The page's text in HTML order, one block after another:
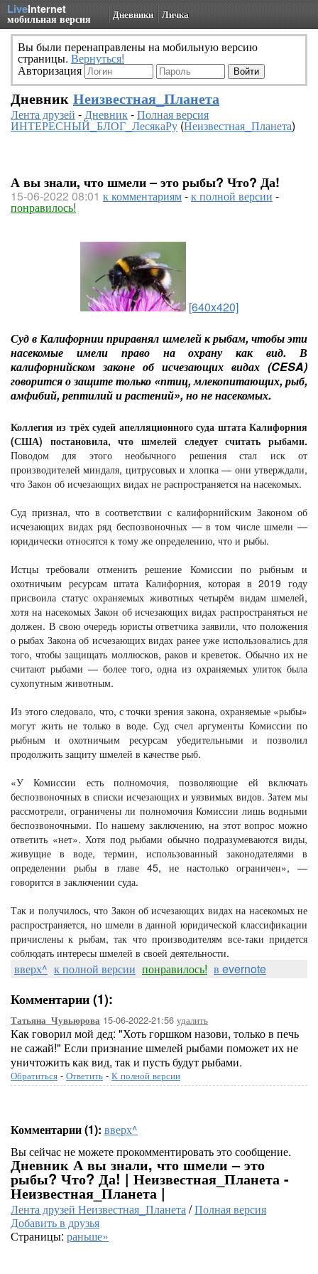
LiveInternet
мобильная версия Дневники Личка
Вы были перенаправлены на мобильную версию
страницы. Вернуться!
Авторизация
Дневник Неизвестная_Планета
Лента друзей -Дневник-Полная версия
ИНТЕРЕСНЫЙ_БЛОГ_ЛесякаРу(Неизвестная_Планета)
А вы знали, что шмели – это рыбы? Что? Да!
15-06-2022 08:01 к комментариям-к полной версии -
понравилось!
[640x420]
Суд в Калифорнии приравнял шмелей к рыбам, чтобы эти
насекомые имели право на охрану как вид. В
калифорнийском законе об исчезающих видах (CESA)
говорится о защите только «птиц, млекопитающих, рыб,
амфибий, рептилий и растений», но не насекомых.
Коллегия из трёх судей апелляционного суда штата Калифорния
(США) постановила, что шмелей следует считать рыбами.
Поводом для этого необычного решения стал иск от
производителей миндаля, цитрусовых и хлопка — они утверждали,
что Закон об исчезающих видах не распространяется на насекомых.
Суд признал, что в соответствии с калифорнийским Законом об
исчезающих видах ряд беспозвоночных — в том числе шмели —
юридически относятся к тому же определению, что и рыбы.
Истцы требовали отменить решение Комиссии по рыбным и
охотничьим ресурсам штата Калифорния, которая в 2019 году
присвоила статус охраняемых животных четырём видам шмелей,
хотя на насекомых Закон об исчезающих видах распространяться не
должен. В свою очередь юристы ответчика заявили, что положения
о рыбах Закона об исчезающих видах ранее уже использовались для
того, чтобы защищать моллюсков, раков и креветок. Обычно их не
считают рыбами — более того, одна из охраняемых улиток была
сухопутным животным.
Из этого следовало, что, с точки зрения закона, охраняемые «рыбы»
могут жить не только в воде. Суд счел аргументы Комиссии по
рыбным и охотничьим ресурсам убедительными и позволил
продолжить защиту шмелей в качестве рыб.
«У Комиссии есть полномочия, позволяющие ей включать
беспозвоночных в списки исчезающих и уязвимых видов. Затем мы
рассмотрели, ограничены ли полномочия Комиссии лишь водными
беспозвоночными. По нашему заключению, на этот вопрос можно
ответить «нет». Хотя под рыбами обычно подразумеваются виды,
живущие в воде, термин, использованный законодателями в
определении рыбы в главе 45, не настолько ограничен», —
говорится в заключении суда.
Так и получилось, что Закон об исчезающих видах на насекомых не
распространяется, но шмели в данной юридической классификации
причислены к рыбам, так что производителям все-таки придется
соблюдать интересы шмелей в своей деятельности.
вверх^ к полной версии понравилось! в evernote
Комментарии (1):
Татьяна_Чувьюрова 15-06-2022-21:56 удалить
Как говорил мой дед: "Хоть горшком назови, только в печь
не сажай!" Если признание шмелей рыбами поможет их не
уничтожить как вид, так и пусть будут рыбами.
Обратиться - Ответить - К полной версии
Комментарии (1): вверх^
Вы сейчас не можете прокомментировать это сообщение.
Дневник А вы знали, что шмели – это
рыбы? Что? Да! | Неизвестная_Планета -
Неизвестная_Планета |
Лента друзей Неизвестная_Планета/Полная версия
Добавить в друзья
Страницы: раньше»